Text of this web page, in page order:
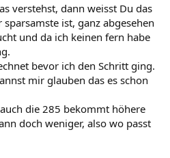
verstehst, dann weisst Du das
ist, ganz abgesehen
und da ich keinen fern habe
bevor ich den Schritt ging.
mir glauben das es schon
die 285 bekommt höhere
doch weniger, also wo passt